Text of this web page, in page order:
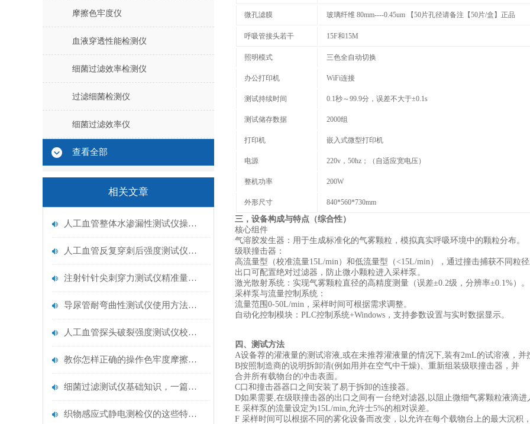
摩擦色牢度仪
血液穿透性能检测仪
细菌过滤效率检测仪
过滤细菌检测仪
细菌过滤效率仪
查看全部
相关文章
人工血管整体水渗漏性测试仪操作中最容易出错的步骤
人工血管反复穿刺后强度测试仪是什么？透析患者的“生命管“质量靠它把关！
注射针针尖刺穿力测试仪精准量化针尖锋利度，构筑临床安全防线
导尿管耐弯曲性测试仪使用方法与操作规范
人工血管探头破裂强度测试仪校准规范：精准赋能医疗安全的技术基准
教你怎样正确的操作色牢度摩擦测试机
细菌过滤测试仪基础知识，一篇搞定
织物感应式静电测检仪的这些特点很少有人都知道
微孔滤膜 玻璃纤维 80mm----0.45um 【50片孔径请备注【50片/盒】正品
呼吸管接头若干‌‌ 15F和15M
照明模式 三色全自动切换
办公打印机 WiFi连接
测试持续时间‌‌ 0.1秒～99.9分，误差不大于±0.1s‌
测试储存数据 2000组
打印机 嵌入式微型打印机
电源 220v，50hz；（自适应宽电压）
整机功率 200W
外形尺寸 840*560*730mm
三，设备构成与特点（综合性）
核心组件
‌气溶胶发生器‌：用于生成标准化的气雾颗粒，模拟真实呼吸环境中的颗粒分布。
‌级联撞击器‌：
高流量型‌（校准流量15L/min）和‌低流量型‌（<15L/min），通过撞击捕获不同粒
出口可配置绝对过滤器，防止微小颗粒进入采样泵。
‌激光散射系统‌：实现气雾颗粒直径的高精度测量（误差±0.2级，分辨率±0.1%）。
‌采样泵与流量控制系统‌：
流量范围0-50L/min，采样时间可根据需求调整。
‌自动化控制模块‌：PLC控制系统+Windows，支持参数设置与实时数据显示。
四、测试方法
A设备荐的灌液量的测试溶液,或在未推荐灌液量的情况下,装有2mL的试溶液，
B按照制造商的说明拆卸清(例如用并在空气中干燥)、重新组装级联撞击器，并
合并所有载物台的冲击表面。
C口和撞击器器口之间安装了易于拆卸的连接器。
D如果需要,在级联撞击器的出口之间有一台绝对滤器,以阻止微细气雾颗粒液滴进
E 采样泵的流量设定为15L/min,允许士5%的相对误差。
F 采样时间可以根据不同的雾化设备而改变，以允许在每个载物台上的最大沉积